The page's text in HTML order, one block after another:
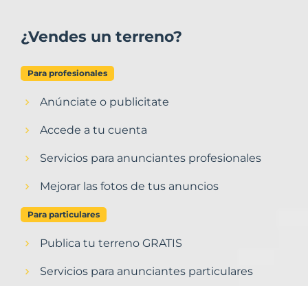
¿Vendes un terreno?
Para profesionales
Anúnciate o publicitate
Accede a tu cuenta
Servicios para anunciantes profesionales
Mejorar las fotos de tus anuncios
Para particulares
Publica tu terreno GRATIS
Servicios para anunciantes particulares